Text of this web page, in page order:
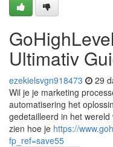
Ultimativ
ezekielsvgn918473 29
Wil je je marketing
automatisering het
gedetailleerd in het
zien hoe je https://
fp_ref=save55